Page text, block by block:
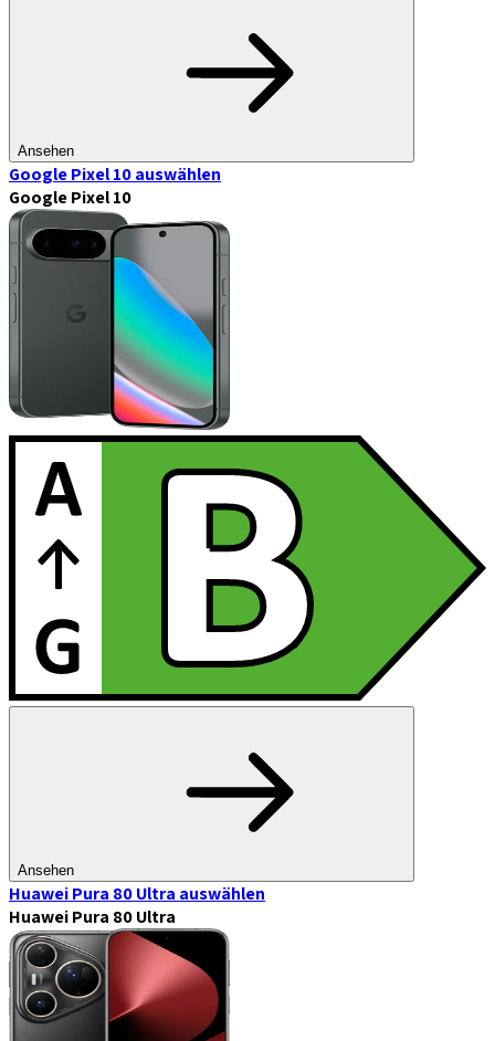
Ansehen
Google Pixel 10auswählen
Google Pixel 10
Ansehen
Huawei Pura 80 Ultra auswählen
Huawei Pura 80 Ultra